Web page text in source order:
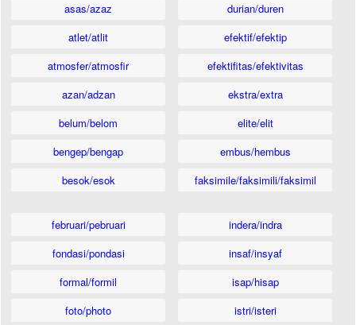
asas/azaz
atlet/atlit
atmosfer/atmosfir
azan/adzan
belum/belom
bengep/bengap
besok/esok
durian/duren
efektif/efektip
efektifitas/efektivitas
ekstra/extra
elite/elit
embus/hembus
faksimile/faksimili/faksimil
februari/pebruari
fondasi/pondasi
formal/formil
foto/photo
indera/indra
insaf/insyaf
isap/hisap
istri/isteri